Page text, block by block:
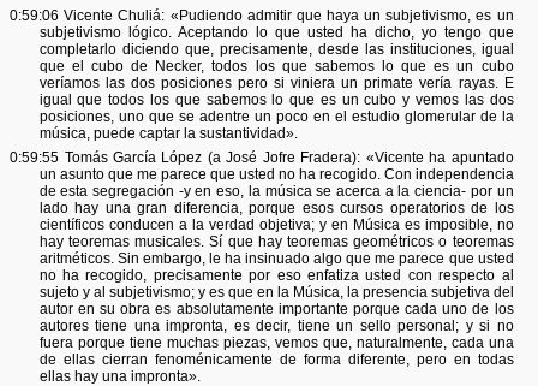
0:59:06 Vicente Chuliá: «Pudiendo admitir que haya un subjetivismo, es un
subjetivismo lógico. Aceptando lo que usted ha dicho, yo tengo que
completarlo diciendo que, precisamente, desde las instituciones, igual
que el cubo de Necker, todos los que sabemos lo que es un cubo
veríamos las dos posiciones pero si viniera un primate vería rayas. E
igual que todos los que sabemos lo que es un cubo y vemos las dos
posiciones, uno que se adentre un poco en el estudio glomerular de la
música, puede captar la sustantividad».
0:59:55 Tomás García López (a José Jofre Fradera): «Vicente ha apuntado
un asunto que me parece que usted no ha recogido. Con independencia
de esta segregación -y en eso, la música se acerca a la ciencia- por un
lado hay una gran diferencia, porque esos cursos operatorios de los
científicos conducen a la verdad objetiva; y en Música es imposible, no
hay teoremas musicales. Sí que hay teoremas geométricos o teoremas
aritméticos. Sin embargo, le ha insinuado algo que me parece que usted
no ha recogido, precisamente por eso enfatiza usted con respecto al
sujeto y al subjetivismo; y es que en la Música, la presencia subjetiva del
autor en su obra es absolutamente importante porque cada uno de los
autores tiene una impronta, es decir, tiene un sello personal; y si no
fuera porque tiene muchas piezas, vemos que, naturalmente, cada una
de ellas cierran fenoménicamente de forma diferente, pero en todas
ellas hay una impronta».